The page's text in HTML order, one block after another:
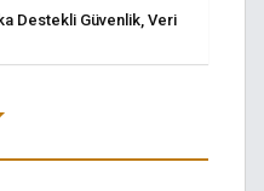
Destekli Güvenlik, Veri